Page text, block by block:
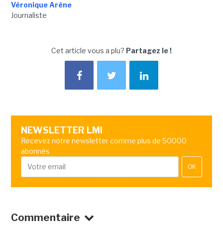
Véronique Arène
Journaliste
Cet article vous a plu? Partagez le !
NEWSLETTER LMI
Recevez notre newsletter comme plus de 50000
abonnés
OK
Commentaire